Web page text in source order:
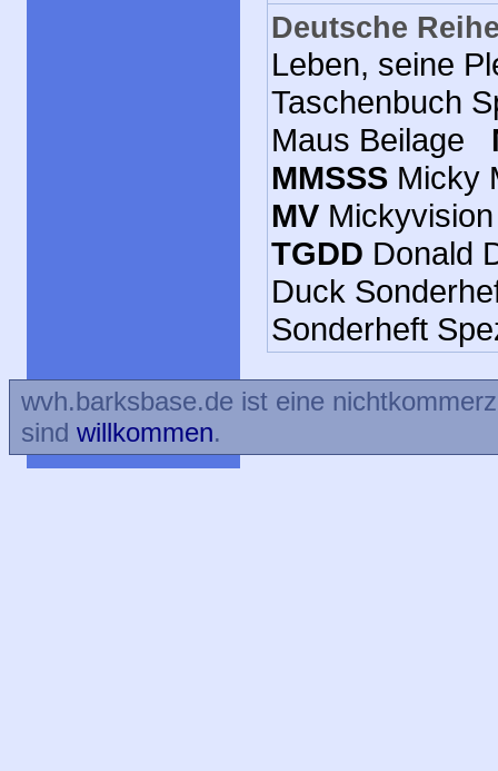
Deutsche
Leben, seine
Taschenbuch
Maus Beilage
MMSSS Micky
MV
TGDD Donald
Duck
Sonderheft
wvh.barksbase.de ist eine
sind willkommen.